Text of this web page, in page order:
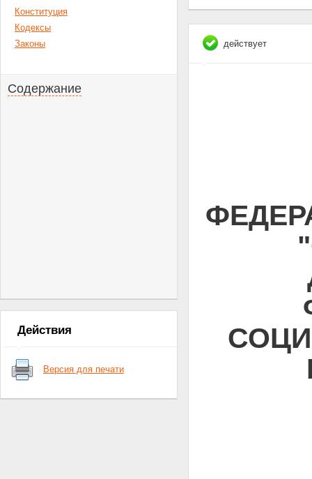
Конституция
Кодексы
Законы
Содержание
Действия
Версия для печати
действует